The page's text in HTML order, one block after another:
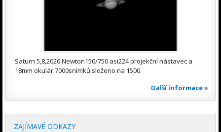
Saturn 5,8,2026.Newton150/750 asi224 projekční nástavec a
18mm okulár.7000snímků složeno na 1500.
Další informace »
ZAJÍMAVÉ ODKAZY